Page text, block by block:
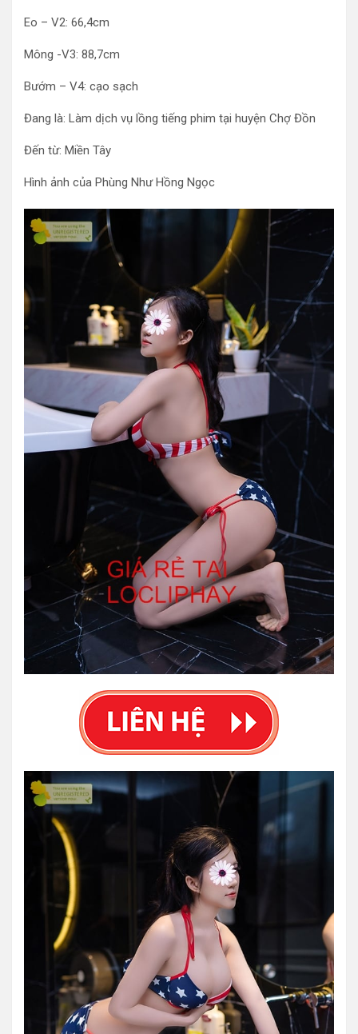
Eo – V2: 66,4cm
Mông -V3: 88,7cm
Bướm – V4: cạo sạch
Đang là: Làm dịch vụ lồng tiếng phim tại huyện Chợ Đồn
Đến từ: Miền Tây
Hình ảnh của Phùng Như Hồng Ngọc